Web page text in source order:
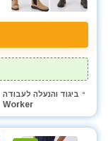
ביגוד והנעלה לעבודה
Worker